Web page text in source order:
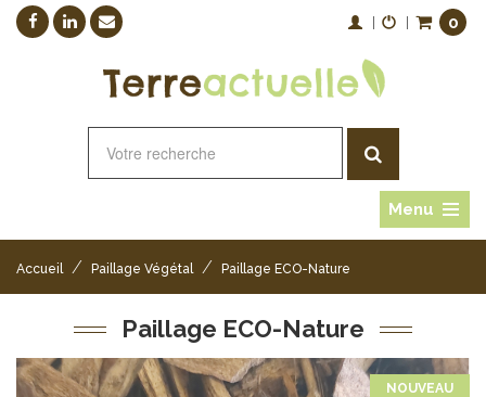
0
Menu
Accueil / Paillage Végétal / Paillage ECO-Nature
Paillage ECO-Nature
NOUVEAU